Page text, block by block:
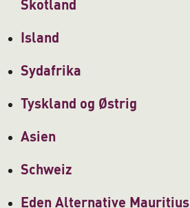
Skotland
Island
Sydafrika
Tyskland og Østrig
Asien
Schweiz
Eden Alternative Mauritius